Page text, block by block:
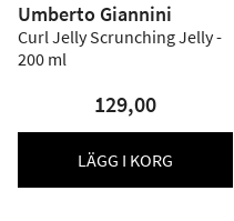
Umberto Giannini
Curl Jelly Scrunching Jelly -
200 ml
129,00
LÄGG I KORG